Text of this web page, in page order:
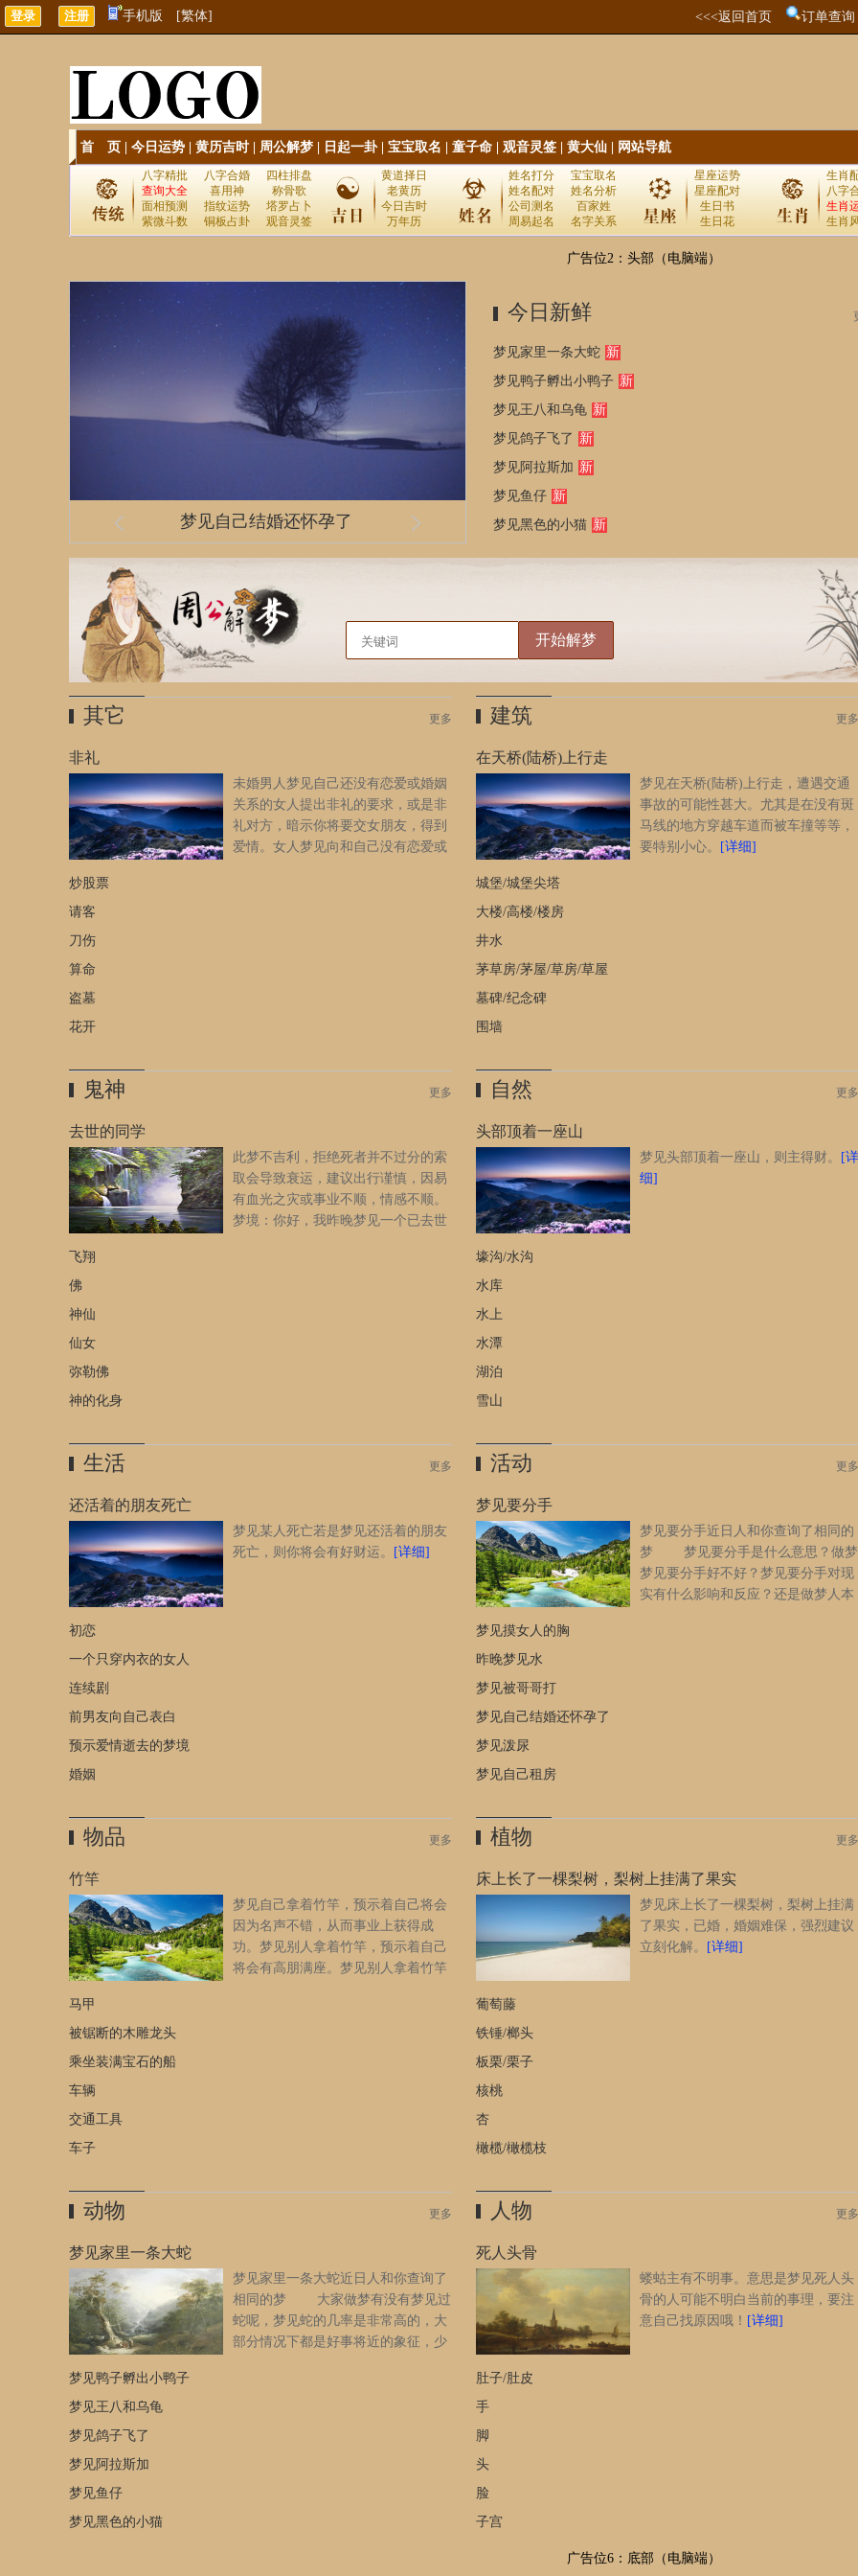
手机版 [繁体] <<<返回首页 订单查询
首 页 今日运势 黄历吉时| 周公解梦 日起一卦| 宝宝取名 童子命 观音灵签 黄大仙 网站导航
八字精批 八字合婚
四柱排盘
查询大全
喜用神
称骨歌
面相预测
指纹运势
塔罗占卜
紫微斗数
铜板占卦 观音灵签
黄道择日
老黄历
今日吉时
万年历
姓名打分
宝宝取名
姓名配对
姓名分析
公司测名
百家姓
周易起名
名字关系
星座运势
星座配对
生日书
生日花
生肖
八字
生肖
生肖
广告位2：头部（电脑端）
丢手机/手机不见了/手机丢了
梦见摸女人的胸
梦见自己结婚还怀孕了
孕妇梦见很多水
一个只穿内衣的女人
万字标志
今日新鲜
梦见家里一条大蛇 新
梦见鸭子孵出小鸭子 新
梦见王八和乌龟 新
梦见鸽子飞了 新
梦见阿拉斯加 新
梦见鱼仔 新
梦见黑色的小猫 新
其它 更多
非礼
未婚男人梦见自己还没有恋爱或婚姻
关系的女人提出非礼的要求，或是非
礼对方，暗示你将要交女朋友，得到
爱情。女人梦见向和自己没有恋爱或
是非礼对方，则暗示健康会每况愈下，近期要注意休息，放松调
整。
炒股票
请客
刀伤
算命
盗墓
花开
建筑 更多
在天桥(陆桥)上行走
梦见在天桥(陆桥)上行走，遭遇交通
事故的可能性甚大。尤其是在没有斑
马线的地方穿越车道而被车撞等等，
要特别小心。
[详细]
城堡/城堡尖塔
大楼/高楼/楼房
井水
茅草房/茅屋/草房/草屋
墓碑/纪念碑
围墙
鬼神 更多
去世的同学
此梦不吉利，拒绝死者并不过分的索
取会导致衰运，建议出行谨慎，因易
有血光之灾或事业不顺，情感不顺。
梦境：你好，我昨晚梦见一个已去世
铅笔和橡皮，我不买，嫌超市的贵，就在梦中看到她躺在床上哭
的画面，具体我是否在她躺的床所在房间不记得了，后来还收到
她微信发给我的好像是哭的图片，白天跟一个初中同学讨论小时
大师解梦，谢谢！
飞翔
佛
神仙
仙女
弥勒佛
神的化身
自然 更多
头部顶着一座山
梦见头部顶着一座山，则主得财。
[详
细]
壕沟/水沟
水库
水上
水潭
湖泊
雪山
生活 更多
还活着的朋友死亡
梦见某人死亡若是梦见还活着的朋友
死亡，则你将会有好财运。
[详细]
初恋
一个只穿内衣的女人
连续剧
前男友向自己表白
预示爱情逝去的梦境
婚姻
活动 更多
梦见要分手
梦见要分手近日人和你查询了相同的
梦 梦见要分手是什么意思？做梦
梦见要分手好不好？梦见要分手对现
实有什么影响和反应？还是做梦人本
为您整理的梦见要分手的详细含义。 梦见要分手是什么意
思？ 梦见要分手：预示着你最近要给自己设定好工作或理财
的目标，一切都要按部就班的执行，不要求快或贪多，才能够顺
有分寸和节制，做事也不要冲动，这样才会万事亨通，如果美誉
节制只会一败涂地。 工薪族梦见要分手：预示着工作方面会
待，这对提高自己的工作能力很有帮助。 中老年人梦见要分
陷害，避免招惹官司才是。 离异丧偶者梦见要分手：预示着
近期会有机会旅行，途中更可能会有障碍，要细心平安则无
碍。 待业者梦见要分手：预示着财运不佳，从事饮食方面的
行业或公共事业才算可以，自己要心里有数才好。 梦见要分
手的相关梦境 梦见和恋人分手，两人关系会很融洽。 梦
见和男友分手，预示着恋人之间感情会很甜蜜。 与男友吵架
的人梦见和男友分手，会和好。 梦见与女友分手，意味着可
的案例解析 梦境：梦见对象和自己分手是什么意思？ 解
按部就班的执行，不要求快或贪多，才能够顺顺利利的获得好结
果。 展开全文?
梦见摸女人的胸
昨晚梦见水
梦见被哥哥打
梦见自己结婚还怀孕了
梦见泼尿
梦见自己租房
物品 更多
竹竿
梦见自己拿着竹竿，预示着自己将会
因为名声不错，从而事业上获得成
功。梦见别人拿着竹竿，预示着自己
将会有高朋满座。梦见别人拿着竹竿
事业有成。原版周公解梦：梦与竹竿。无子嗣者，主得两子。
《断梦秘书》[详细]
马甲
被锯断的木雕龙头
乘坐装满宝石的船
车辆
交通工具
车子
植物 更多
床上长了一棵梨树，梨树上挂满了果实
梦见床上长了一棵梨树，梨树上挂满
了果实，已婚，婚姻难保，强烈建议
立刻化解。
[详细]
葡萄藤
铁锤/榔头
板栗/栗子
核桃
杏
橄榄/橄榄枝
动物 更多
梦见家里一条大蛇
梦见家里一条大蛇近日人和你查询了
相同的梦 大家做梦有没有梦见过
蛇呢，梦见蛇的几率是非常高的，大
部分情况下都是好事将近的象征，少
条大蛇是什么意思呢，小编带你解开疑问，我们一起来了解一
下！ 梦见家里一条大蛇的周公解梦 梦见家里一条大蛇，
许多新鲜有趣的事，会让你大开眼界。到具有异国情调的餐厅或
游杂志过过干瘾吧！别老是埋头苦干，多培养自己的人脉，眼界
才能更开阔。 出行的人梦见家里一条大蛇，建议不可出行，
男 本命年的人梦见家里一条大蛇，意味着外出小心，损伤血
梦见鸭子孵出小鸭子
梦见王八和乌龟
梦见鸽子飞了
梦见阿拉斯加
梦见鱼仔
梦见黑色的小猫
人物 更多
死人头骨
蝼蛄主有不明事。意思是梦见死人头
骨的人可能不明白当前的事理，要注
意自己找原因哦！ [详细]
肚子/肚皮
手
脚
头
脸
子宫
广告位6：底部（电脑端）